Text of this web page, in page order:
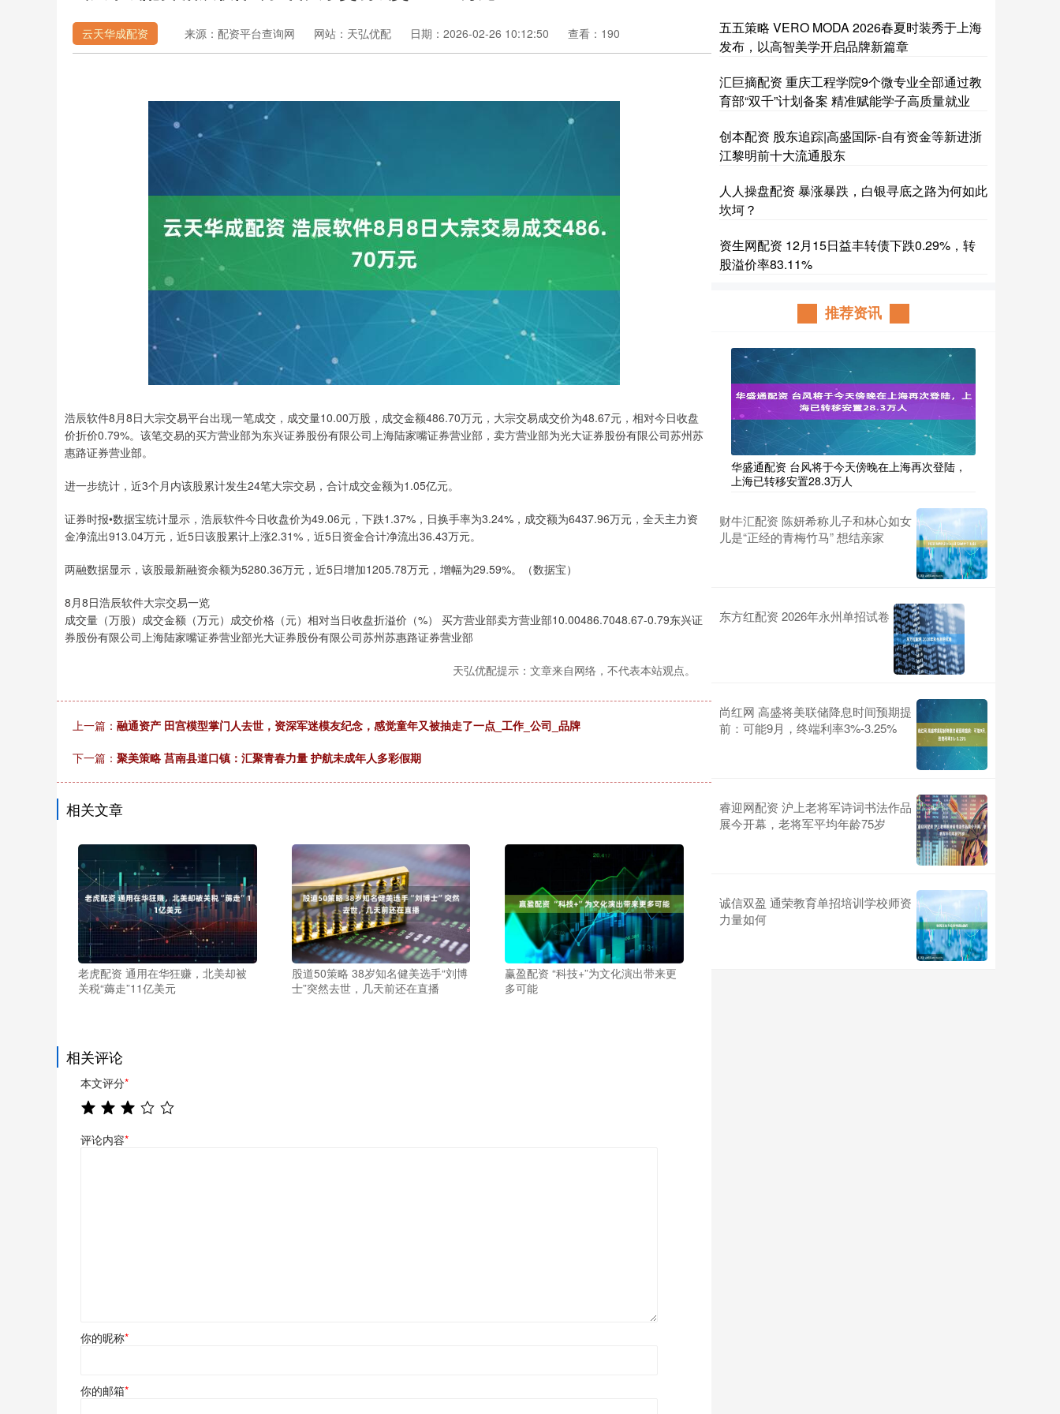
云天华成配资 来源：配资平台查询网 网站：天弘优配 日期：2026-02-26 10:12:50 查看：190
浩辰软件8月8日大宗交易平台出现一笔成交，成交量10.00万股，成交金额486.70万元，大宗交易成交价为48.67元，相对今日收盘
价折价0.79%。该笔交易的买方营业部为东兴证券股份有限公司上海陆家嘴证券营业部，卖方营业部为光大证券股份有限公司苏州苏
惠路证券营业部。
进一步统计，近3个月内该股累计发生24笔大宗交易，合计成交金额为1.05亿元。
证券时报•数据宝统计显示，浩辰软件今日收盘价为49.06元，下跌1.37%，日换手率为3.24%，成交额为6437.96万元，全天主力资
金净流出913.04万元，近5日该股累计上涨2.31%，近5日资金合计净流出36.43万元。
两融数据显示，该股最新融资余额为5280.36万元，近5日增加1205.78万元，增幅为29.59%。（数据宝）
8月8日浩辰软件大宗交易一览
成交量（万股）成交金额（万元）成交价格（元）相对当日收盘折溢价（%） 买方营业部卖方营业部10.00486.7048.67-0.79东兴证
券股份有限公司上海陆家嘴证券营业部光大证券股份有限公司苏州苏惠路证券营业部
天弘优配提示：文章来自网络，不代表本站观点。
上一篇： 融通资产 田宫模型掌门人去世，资深军迷模友纪念，感觉童年又被抽走了一点_工作_公司_品牌
下一篇： 聚美策略 莒南县道口镇：汇聚青春力量 护航未成年人多彩假期
相关文章
老虎配资 通用在华狂赚，北美却被
关税“薅走”11亿美元
股道50策略 38岁知名健美选手“刘博
士”突然去世，几天前还在直播
赢盈配资 “科技+”为文化演出带来更
多可能
相关评论
本文评分*
评论内容*
你的昵称*
你的邮箱*
五五策略 VERO MODA 2026春夏时装秀于上海
发布，以高智美学开启品牌新篇章
汇巨摘配资 重庆工程学院9个微专业全部通过教
育部“双千”计划备案 精准赋能学子高质量就业
创本配资 股东追踪|高盛国际-自有资金等新进浙
江黎明前十大流通股东
人人操盘配资 暴涨暴跌，白银寻底之路为何如此
坎坷？
资生网配资 12月15日益丰转债下跌0.29%，转
股溢价率83.11%
推荐资讯
华盛通配资 台风将于今天傍晚在上海再次登陆，
上海已转移安置28.3万人
财牛汇配资 陈妍希称儿子和林心如女
儿是“正经的青梅竹马” 想结亲家
东方红配资 2026年永州单招试卷
尚红网 高盛将美联储降息时间预期提
前：可能9月，终端利率3%-3.25%
睿迎网配资 沪上老将军诗词书法作品
展今开幕，老将军平均年龄75岁
诚信双盈 通荣教育单招培训学校师资
力量如何